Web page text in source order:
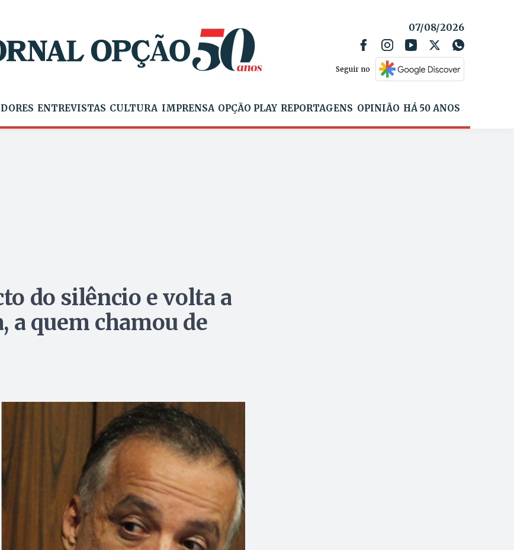
07/08/2026
Seguir no
ENTREVISTAS CULTURA IMPRENSA OPÇÃO PLAY REPORTAGENS OPINIÃO HÁ 50 ANOS
do silêncio e volta a
a quem chamou de